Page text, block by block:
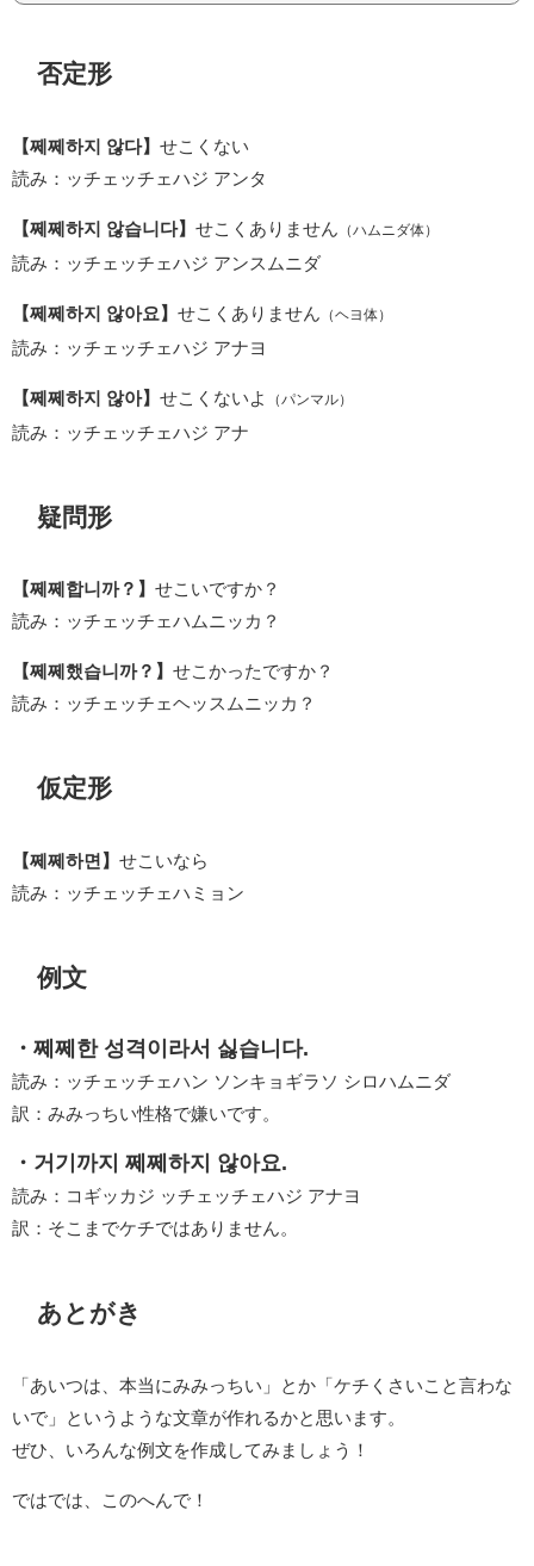
否定形
【쩨쩨하지 않다】 せこくない
読み：ッチェッチェハジ アンタ
【쩨쩨하지 않습니다】 せこくありません （ハムニダ体）
読み：ッチェッチェハジ アンスムニダ
【쩨쩨하지 않아요】 せこくありません （ヘヨ体）
読み：ッチェッチェハジ アナヨ
【쩨쩨하지 않아】 せこくないよ （パンマル）
読み：ッチェッチェハジ アナ
疑問形
【쩨쩨합니까？】 せこいですか？
読み：ッチェッチェハムニッカ？
【쩨쩨했습니까？】 せこかったですか？
読み：ッチェッチェヘッスムニッカ？
仮定形
【쩨쩨하면】 せこいなら
読み：ッチェッチェハミョン
例文
・쩨쩨한 성격이라서 싫습니다.
読み：ッチェッチェハン ソンキョギラソ シロハムニダ
訳：みみっちい性格で嫌いです。
・거기까지 쩨쩨하지 않아요.
読み：コギッカジ ッチェッチェハジ アナヨ
訳：そこまでケチではありません。
あとがき
「あいつは、本当にみみっちい」とか「ケチくさいこと言わな
いで」というような文章が作れるかと思います。
ぜひ、いろんな例文を作成してみましょう！
ではでは、このへんで！